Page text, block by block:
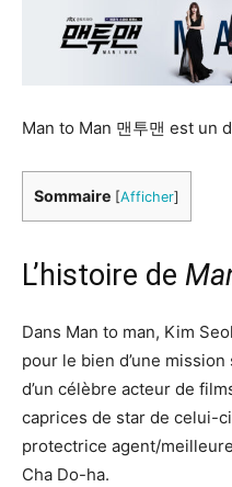
Man to Man 맨투맨 est un
Sommaire [Afficher]
L’histoire de
Dans Man to man, Kim
pour le bien d’une
d’un célèbre acteur de
caprices de star de celui-
protectrice agent/
Cha Do-ha.